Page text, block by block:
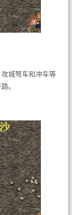
城弩车和冲车等
。